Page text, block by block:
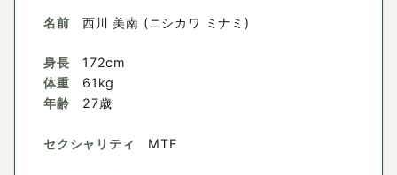
名前 西川 美南 (ニシカワ ミナミ)
身長
体重
年齢
172cm
61kg
27歳
セクシャリティ MTF